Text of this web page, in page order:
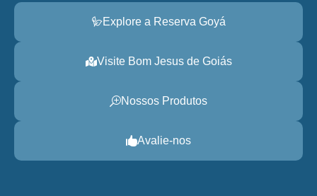
Explore a Reserva Goyá
Visite Bom Jesus de Goiás
Nossos Produtos
Avalie-nos